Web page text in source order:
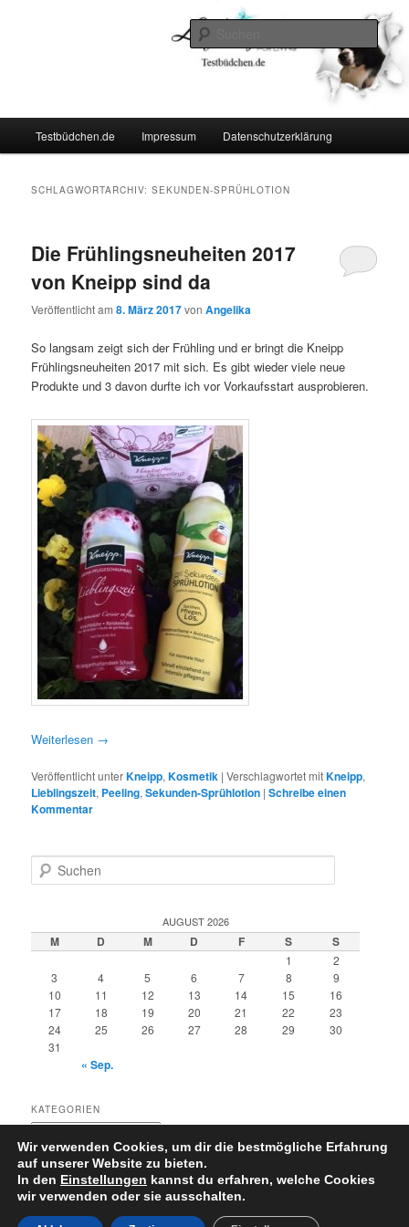
Testbüdchen.de Impressum Datenschutzerklärung
SCHLAGWORTARCHIV:SEKUNDEN-SPRÜHLOTION
Die Frühlingsneuheiten 2017
von Kneipp sind da
Veröffentlicht am8. März 2017vonAngelika
So langsam zeigt sich der Frühling und er bringt die Kneipp
Frühlingsneuheiten 2017 mit sich. Es gibt wieder viele neue
Produkte und 3 davon durfte ich vor Vorkaufsstart ausprobieren.
Weiterlesen →
Veröffentlicht unterKneipp,Kosmetik |Verschlagwortet mitKneipp,
Lieblingszeit, Peeling,Sekunden-Sprühlotion |Schreibe einen
Kommentar
u
e
n
AUGUST 2026
M D M D F S S
1
2
3
4 5 6 7 8
9
10
11 12 13 14 15
16
17
18 19 20 21 22
23
24
25 26 27 28 29
30
31
« Sep.
KATEGORIEN
Kategorien
Datenschutzerklärung Stolz präsentiert von WordPress
Wir verwenden Cookies, um dir die bestmögliche Erfahrung
auf unserer Website zu bieten.
In den Einstellungen kannst du erfahren, welche Cookies
wir verwenden oder sie ausschalten.